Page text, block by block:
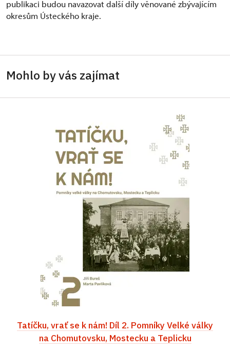
publikaci budou navazovat další díly věnované zbývajícím
okresům Ústeckého kraje.
Mohlo by vás zajímat
Tatíčku, vrať se k nám! Díl 2. Pomníky Velké války
na Chomutovsku, Mostecku a Teplicku